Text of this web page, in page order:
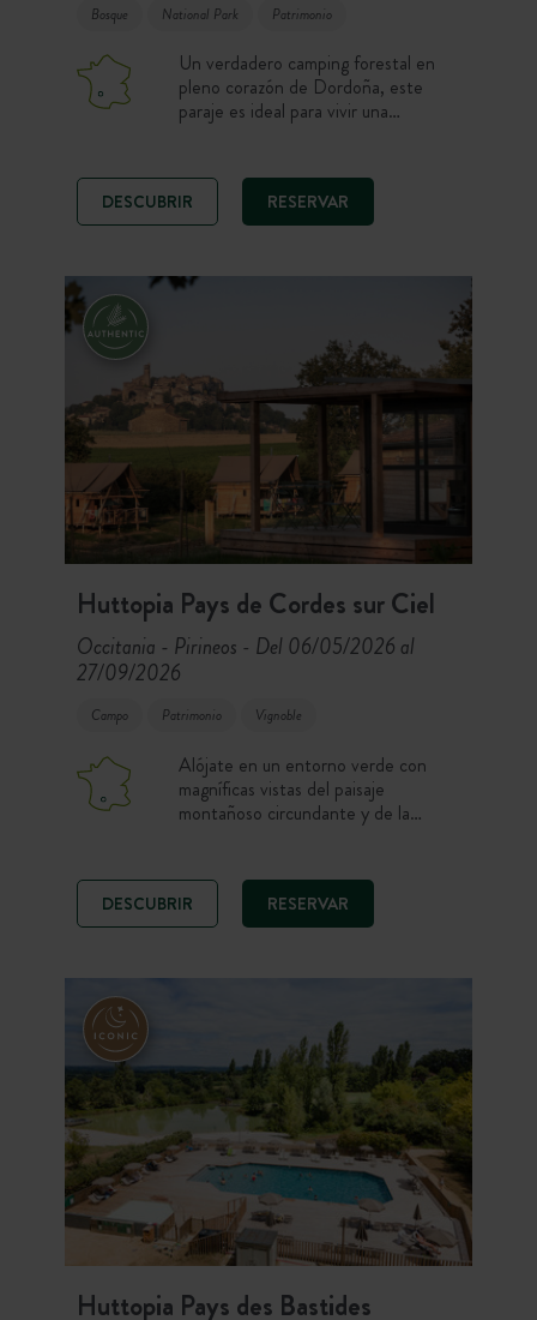
Bosque National Park Patrimonio
Un verdadero camping forestal en
pleno corazón de Dordoña, este
paraje es ideal para vivir una
parcela de camping, podrás disfrutar
de diferentes rutas de senderismo o
probar en familia el juego interactivo
Disfruta de la bonita piscina
DESCUBRIR RESERVAR
Huttopia Pays de Cordes sur Ciel
Occitania - Pirineos - Del 06/05/2026 al
27/09/2026
Campo Patrimonio Vignoble
Alójate en un entorno verde con
magníficas vistas del paisaje
montañoso circundante y de la
de Gaillac y del territorio de Cordais
y Causse, el camping se encuentra a
unos kilómetros de Albi. Un destino
y placer…
DESCUBRIR RESERVAR
Huttopia Pays des Bastides